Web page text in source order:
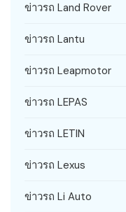
ข่าวรถ Land Rover
ข่าวรถ Lantu
ข่าวรถ Leapmotor
ข่าวรถ LEPAS
ข่าวรถ LETIN
ข่าวรถ Lexus
ข่าวรถ Li Auto